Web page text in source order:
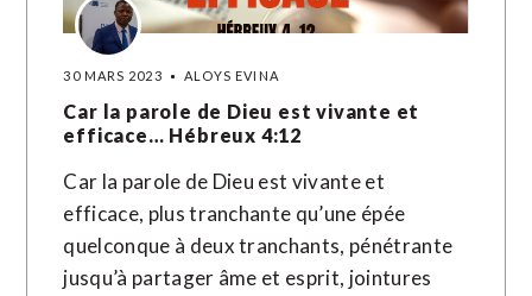
30 MARS 2023 ALOYS EVINA
Car la parole de Dieu est vivante et
efficace… Hébreux 4:12
Car la parole de Dieu est vivante et
efficace, plus tranchante qu’une épée
quelconque à deux tranchants, pénétrante
jusqu’à partager âme et esprit, jointures